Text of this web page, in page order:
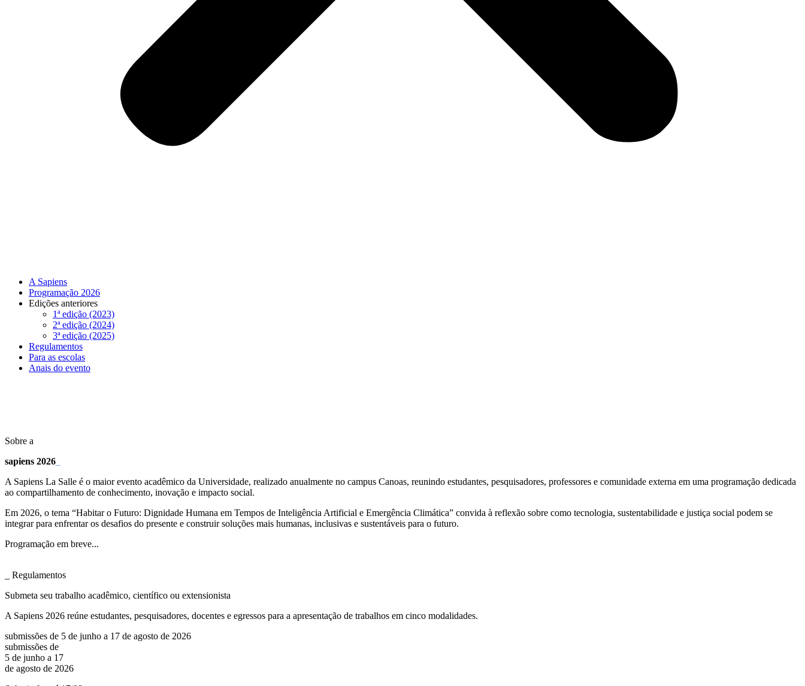
A Sapiens
Programação 2026
Edições anteriores
1ª edição (2023)
2ª edição (2024)
3ª edição (2025)
Regulamentos
Para as escolas
Anais do evento
Sobre a
sapiens 2026
A Sapiens La Salle é o maior evento acadêmico da Universidade, realizado anualmente no campus Canoas, reunindo estudantes, pesquisadores, professores e comunidade externa em uma programação dedicada
ao compartilhamento de conhecimento, inovação e impacto social.
Em 2026, o tema “Habitar o Futuro: Dignidade Humana em Tempos de Inteligência Artificial e Emergência Climática” convida à reflexão sobre como tecnologia, sustentabilidade e justiça social podem se
integrar para enfrentar os desafios do presente e construir soluções mais humanas, inclusivas e sustentáveis para o futuro.
Programação em breve...
_ Regulamentos
Submeta seu trabalho acadêmico, científico ou extensionista
A Sapiens 2026 reúne estudantes, pesquisadores, docentes e egressos para a apresentação de trabalhos em cinco modalidades.
submissões de 5 de junho a 17 de agosto de 2026
submissões de
5 de junho a 17
de agosto de 2026